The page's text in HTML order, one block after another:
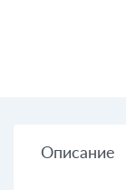
Описание